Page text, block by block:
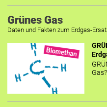
Grünes Gas
Daten und Fakten zum Erdgas-